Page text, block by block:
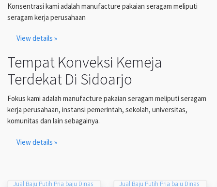
Konsentrasi kami adalah manufacture pakaian seragam meliputi
seragam kerja perusahaan
View details »
Tempat Konveksi Kemeja
Terdekat Di Sidoarjo
Fokus kami adalah manufacture pakaian seragam meliputi seragam
kerja perusahaan, instansi pemerintah, sekolah, universitas,
komunitas dan lain sebagainya.
View details »
Jual Baju Putih Pria baju Dinas
Jual Baju Putih Pria baju Dinas